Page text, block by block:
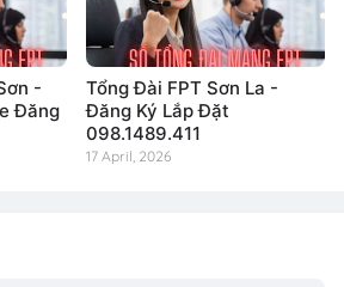
-
Đăng
Tổng Đài FPT Sơn La -
Đăng Ký Lắp Đặt
098.1489.411
17 April, 2026